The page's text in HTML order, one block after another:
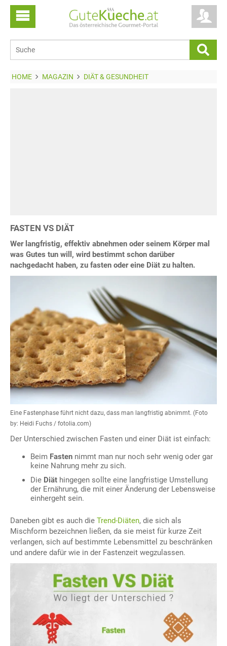
HOME MAGAZIN DIÄT & GESUNDHEIT
FASTEN VS DIÄT
Wer langfristig, effektiv abnehmen oder seinem Körper mal
was Gutes tun will, wird bestimmt schon darüber
nachgedacht haben, zu fasten oder eine Diät zu halten.
Eine Fastenphase führt nicht dazu, dass man langfristig abnimmt. (Foto
by: Heidi Fuchs / fotolia.com)
Der Unterschied zwischen Fasten und einer Diät ist einfach:
Beim Fasten nimmt man nur noch sehr wenig oder gar
keine Nahrung mehr zu sich.
Die Diät hingegen sollte eine langfristige Umstellung
der Ernährung, die mit einer Änderung der Lebensweise
einhergeht sein.
Daneben gibt es auch die Trend-Diäten, die sich als
Mischform bezeichnen ließen, da sie meist für kurze Zeit
verlangen, sich auf bestimmte Lebensmittel zu beschränken
und andere dafür wie in der Fastenzeit wegzulassen.